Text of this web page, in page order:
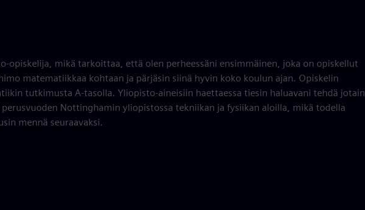
opiskelija, mikä tarkoittaa, että olen perheessäni ensimmäinen, joka on opiskellut
matematiikkaa kohtaan ja pärjäsin siinä hyvin koko koulun ajan. Opiskelin
tutkimusta A-tasolla. Yliopisto-aineisiin haettaessa tiesin haluavani tehdä jotain
Nottinghamin yliopistossa tekniikan ja fysiikan aloilla, mikä todella
mennä seuraavaksi.